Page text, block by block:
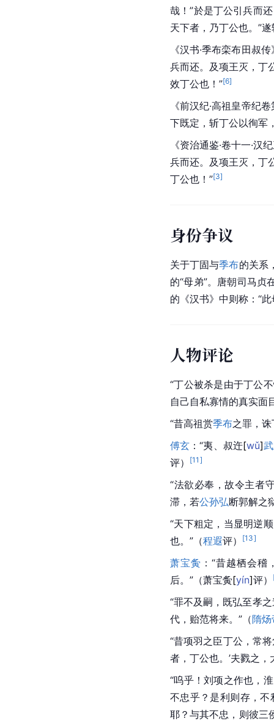
哉！”於是丁公引兵而
天下者，乃丁公也。”
《汉书·季布栾布田叔
兵而还。及项王灭，丁
效丁公也！”[6]
《前汉纪·高祖皇帝纪
下既定，斩丁公以徇军
《资治通鉴·卷十一·汉
兵而还。及项王灭，丁
丁公也！”[3]
身份争议
关于丁固与季布的关系
的“母弟”。唐朝司马贞
的《汉书》中则称：“
人物评论
“丁公被杀是由于丁公
自己自私寡情的真实面
“昔高祖赏季布之罪，
傅玄 ：“夷、叔迕[wǔ]
评）
[11 ]
“法欲必奉，故令主者
滞，若公孙弘断郭解之
“天下粗定，当显明逆
也。”（程遐评） [13]
萧宝夤 ：“昔越栖会稽
后。”（萧宝夤[yín]评）
“罪不及嗣，既弘至孝
代，贻范将来。”（隋
“昔项羽之臣丁公，常
者，丁公也。’夫戮之
“呜乎！刘项之作也，
不忠乎？是利则存，
耶？与其不忠，则彼三